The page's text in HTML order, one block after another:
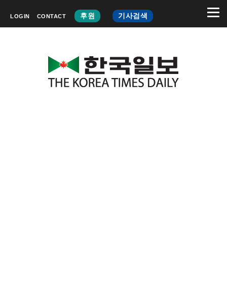
LOGIN CONTACT 후원 기사검색